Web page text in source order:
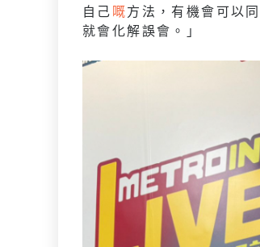
自己 嘅方法，有機會可以
就會化解誤會。」